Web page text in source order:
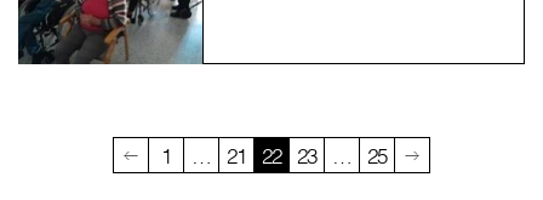
1 … 21 22 23 … 25